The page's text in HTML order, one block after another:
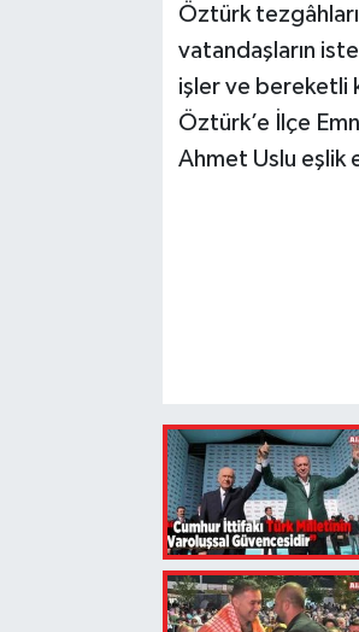
Öztürk
vatandaşların
işler ve bereketli
Öztürk’e İlçe
Ahmet Uslu eşlik